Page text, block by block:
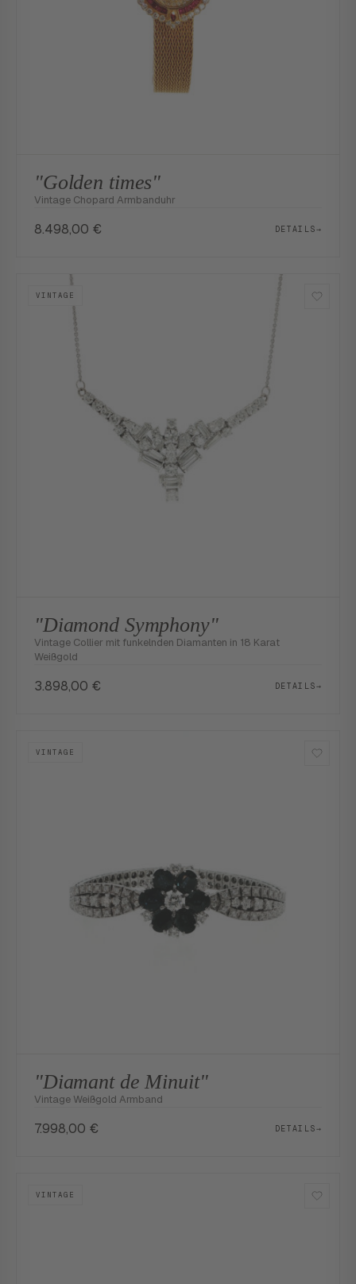
"Golden times"
Vintage Chopard Armbanduhr
8.498,00 € DETAILS→
VINTAGE
"Diamond Symphony"
Vintage Collier mit funkelnden Diamanten in 18 Karat
Weißgold
3.898,00 € DETAILS→
VINTAGE
"Diamant de Minuit"
Vintage Weißgold Armband
7.998,00 € DETAILS→
VINTAGE